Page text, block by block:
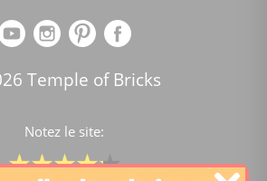
Temple of Bricks
Notez le site: